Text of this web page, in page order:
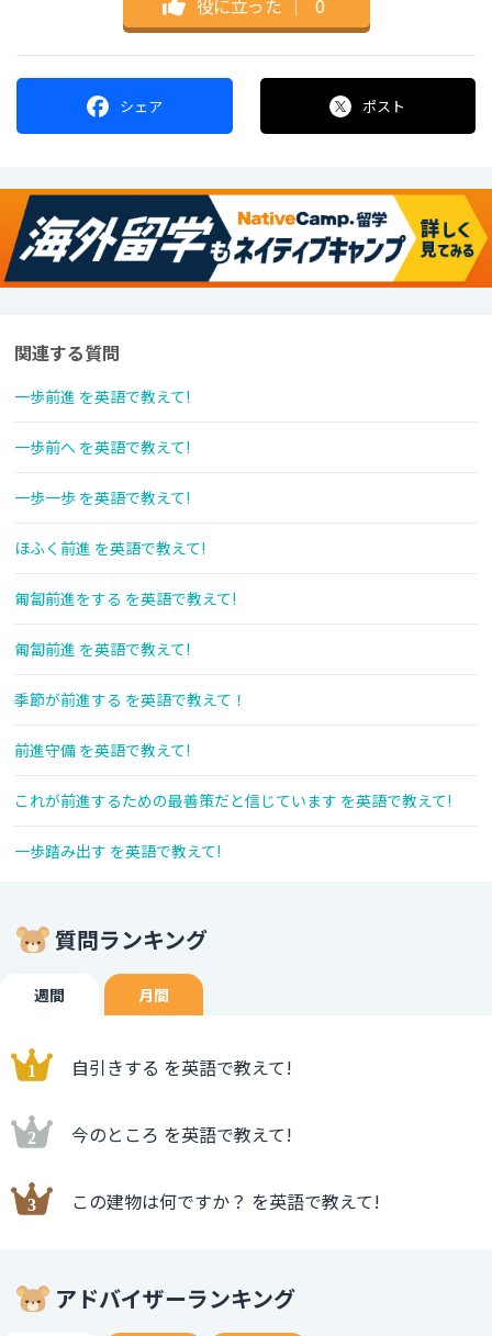
役に立った 0
シェア ポスト
関連する質問
一歩前進 を英語で教えて!
一歩前へ を英語で教えて!
一歩一歩 を英語で教えて!
ほふく前進 を英語で教えて!
匍匐前進をする を英語で教えて!
匍匐前進 を英語で教えて!
季節が前進する を英語で教えて！
前進守備 を英語で教えて!
これが前進するための最善策だと信じています を英語で教えて!
一歩踏み出す を英語で教えて!
質問ランキング
週間 月間
自引きする を英語で教えて!
今のところ を英語で教えて!
この建物は何ですか？ を英語で教えて!
アドバイザーランキング